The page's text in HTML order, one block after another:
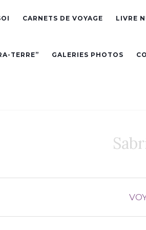
CARNETS DE VOYAGE LIVRE
TERRE” GALERIES PHOTOS